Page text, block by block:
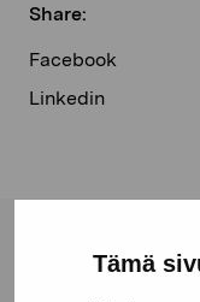
Tämä
Share:
Facebook
Linkedin
Pro